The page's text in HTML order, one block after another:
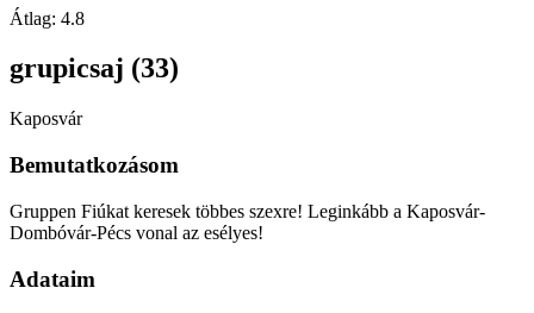
Átlag: 4.8
grupicsaj (33)
Kaposvár
Bemutatkozásom
Gruppen Fiúkat keresek többes szexre! Leginkább a Kaposvár-
Dombóvár-Pécs vonal az esélyes!
Adataim